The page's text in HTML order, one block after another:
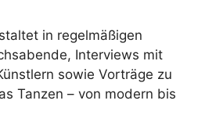
in regelmäßigen
Interviews mit
sowie Vorträge zu
Tanzen – von modern bis